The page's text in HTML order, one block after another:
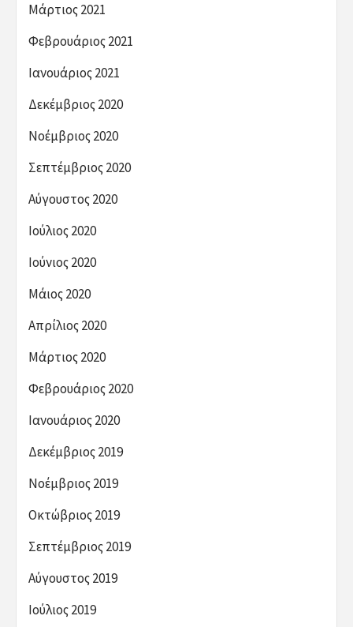
Μάρτιος 2021
Φεβρουάριος 2021
Ιανουάριος 2021
Δεκέμβριος 2020
Νοέμβριος 2020
Σεπτέμβριος 2020
Αύγουστος 2020
Ιούλιος 2020
Ιούνιος 2020
Μάιος 2020
Απρίλιος 2020
Μάρτιος 2020
Φεβρουάριος 2020
Ιανουάριος 2020
Δεκέμβριος 2019
Νοέμβριος 2019
Οκτώβριος 2019
Σεπτέμβριος 2019
Αύγουστος 2019
Ιούλιος 2019